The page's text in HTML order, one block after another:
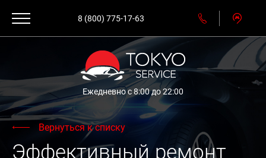
8 (800) 775-17-63
Ежедневно с 8:00 до 22:00
Вернуться к списку
Эффективный ремонт